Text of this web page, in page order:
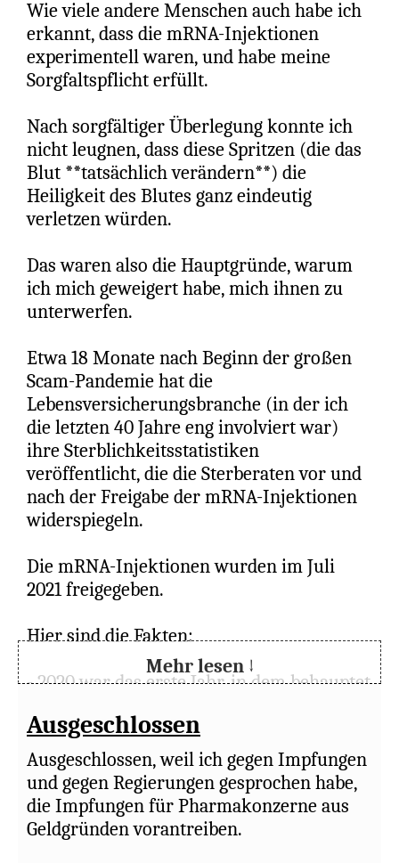
ging mit Gaben des Geistes einher. Ich finde
keinen Hinweis auf eine geheime Salbung.
Sind wir tatsächlich Menschen gefolgt, vor
denen Jesus uns gewarnt hat?
„Denn viele werden unter meinem Namen
kommen und sagen: ‘Ich bin der Christus’,
und sie werden viele irreführen.“
(Matthäus 24:5)
Wir müssen intensiv beten, um klare
Anleitung und unverfälschte Wahrheit zu
erhalten. Diese Welt ist von Lügen
durchschauen, und es ist uns nicht
möglich, ohne Führung unseren Weg zu
finden. „Seid wachsam zu jeder Zeit und
betet, dass ihr die Kraft und Fähigkeit habt,
all dem zu entfliehen, was geschehen soll,
und vor dem Menschensohn zu stehen.“
(Lukas 21:36)
Es fühlt sich an, als ob die Zeit näher rückt.
Mögen eure aufrichtigen Gebete gesegnet
sein.
Ich lebe in (Wales).
L(bearbeiten)
Wie viele andere Menschen auch habe ich
erkannt, dass die mRNA-Injektionen
experimentell waren, und habe meine
Sorgfaltspflicht erfüllt.
Nach sorgfältiger Überlegung konnte ich
nicht leugnen, dass diese Spritzen (die das
Blut **tatsächlich verändern**) die
Heiligkeit des Blutes ganz eindeutig
verletzen würden.
Das waren also die Hauptgründe, warum
ich mich geweigert habe, mich ihnen zu
unterwerfen.
Etwa 18 Monate nach Beginn der großen
Scam-Pandemie hat die
Lebensversicherungsbranche (in der ich
die letzten 40 Jahre eng involviert war)
ihre Sterblichkeitsstatistiken
veröffentlicht, die die Sterberaten vor und
nach der Freigabe der mRNA-Injektionen
widerspiegeln.
Die mRNA-Injektionen wurden im Juli
2021 freigegeben.
Hier sind die Fakten:
- 2020 war das erste Jahr, in dem behauptet
Jahr lagen die Sterblichkeitsraten nur
leicht über dem Durchschnitt und waren
nicht schlimmer als in einem schlechten
Grippejahr.
Nun wird es interessant:
Mehr lesen ↓
Ausgeschlossen
Ausgeschlossen, weil ich gegen Impfungen
und gegen Regierungen gesprochen habe,
die Impfungen für Pharmakonzerne aus
Geldgründen vorantreiben.